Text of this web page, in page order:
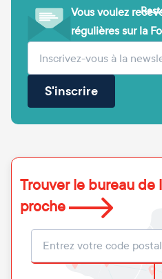
Vous voulez
régulières sur la
Votre adresse e-mail
S'inscrire
Trouver le bureau de
proche
Localisation